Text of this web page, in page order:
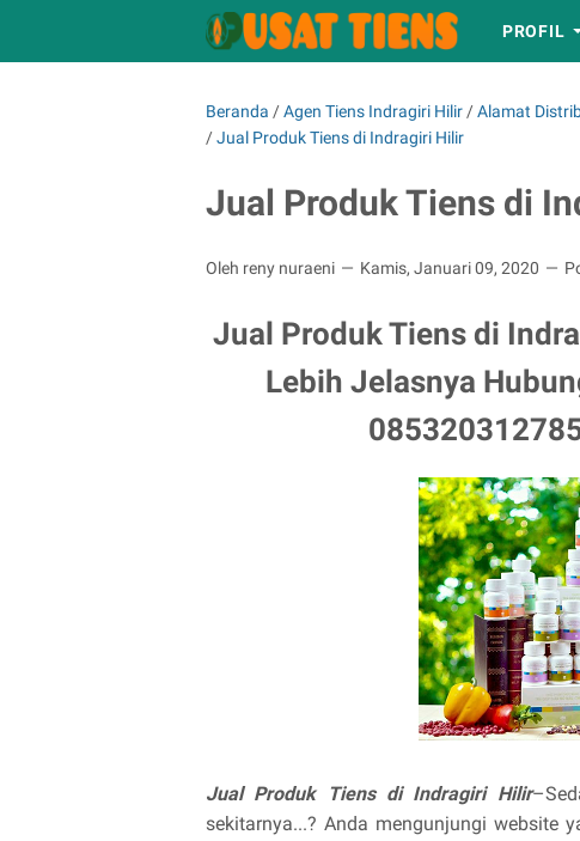
PROFIL
Beranda /Agen Tiens Indragiri Hilir /Alamat
/Jual Produk Tiens di Indragiri Hilir
Jual Produk Tiens di
Oleh reny nuraeni Kamis, Januari 09, 2020
Jual Produk Tiens di
Lebih Jelasnya
Jual Produk Tiens di Indragiri Hilir
sekitarnya...? Anda mengunjungi website